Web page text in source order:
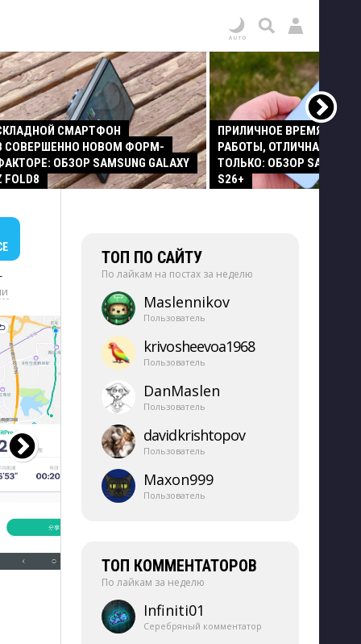
СМАРТФОН
СОВЕРШЕННО НОВОМ ФОРМ-
ОБЗОР SAMSUNG GALAXY
FOLD8
ПРИЛИЧНОЕ ВРЕМЯ
РАБОТЫ, ОТЛИЧНАЯ
ТОЛЬКО: ОБЗОР SAMSUNG
S26+
ТОП ПО САЙТУ
По лайкам на постах за неделю
Maslennikov
Пользователь
krivosheevoa1968
Пользователь
DanMaslen
Пользователь
davidkrishtopov
Пользователь
Maxon999
Пользователь
ТОП КОММЕНТАТОРОВ
По лайкам за неделю
Infiniti01
Серебряный комментатор